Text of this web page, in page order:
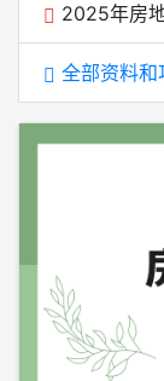
2025年房
全部资料和